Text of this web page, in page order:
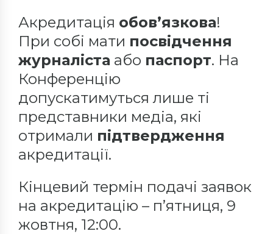
Акредитація обов’язкова!
При собі мати посвідчення
журналіста або паспорт. На
Конференцію
допускатимуться лише ті
представники медіа, які
отримали підтвердження
акредитації.
Кінцевий термін подачі заявок
на акредитацію – п’ятниця, 9
жовтня, 12:00.